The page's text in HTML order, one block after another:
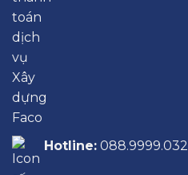
Hotline: 088.9999.032